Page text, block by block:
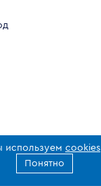
Все города доставки
используем cookies
Понятно